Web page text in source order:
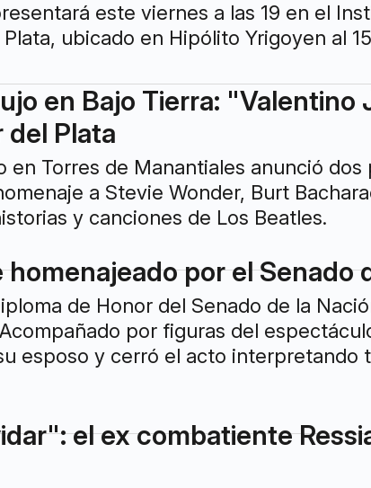
este viernes a las 19 en el
ubicado en Hipólito Yrigoyen al
en Bajo Tierra: "Valentino
Plata
en Torres de Manantiales anunció
a Stevie Wonder, Burt
y canciones de Los Beatles.
por el Senado
de Honor del Senado de la
por figuras del
esposo y cerró el acto interpretando
el ex combatiente